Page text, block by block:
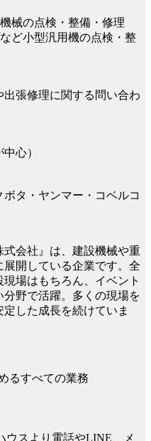
械の点検・整備・修理
ど小型汎用機の点検・整
張修理に関する問い合わ
心）
タ・ヤンマー・コベルコ
式会社』は、建設機械や重
開している企業です。全
場はもちろん、イベント
野で活躍。多くの現場を
した成長を続けていま
るすべての業務
ウスより電話やLINE、メ